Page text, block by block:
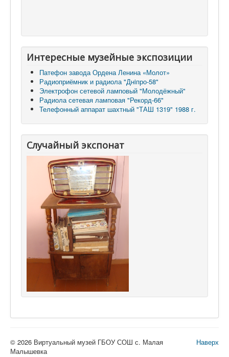
Интересные музейные экспозиции
Патефон завода Ордена Ленина «Молот»
Радиоприёмник и радиола "Днiпро-58"
Электрофон сетевой ламповый "Молодёжный"
Радиола сетевая ламповая "Рекорд-66"
Телефонный аппарат шахтный "ТАШ 1319" 1988 г.
Случайный экспонат
Наверх
© 2026 Виртуальный музей ГБОУ СОШ с. Малая
Малышевка